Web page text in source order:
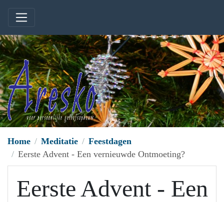
Home Meditatie
Feestdagen
Eerste Advent - Een vernieuwde Ontmoeting?
Eerste Advent - Een